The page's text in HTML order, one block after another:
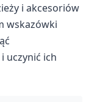
i akcesoriów
wskazówki
uczynić ich